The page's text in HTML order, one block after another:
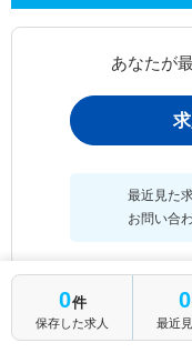
あなたが
最近見た
お問い合
0件
保存した求人
0
最近